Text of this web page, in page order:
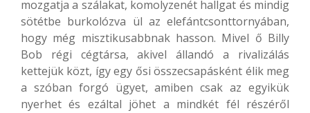
mozgatja a szálakat, komolyzenét hallgat és mindig
sötétbe burkolózva ül az elefántcsonttornyában,
hogy még misztikusabbnak hasson. Mivel ő Billy
Bob régi cégtársa, akivel állandó a rivalizálás
kettejük közt, így egy ősi összecsapásként élik meg
a szóban forgó ügyet, amiben csak az egyikük
nyerhet és ezáltal jöhet a mindkét fél részéről